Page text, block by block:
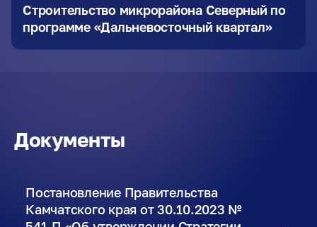
Строительство микрорайона Северный по
программе «Дальневосточный квартал»
Документы
Постановление Правительства
Камчатского края от 30.10.2023 №